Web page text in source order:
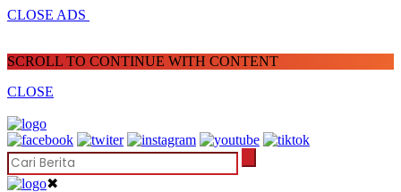
CLOSE ADS
SCROLL TO CONTINUE WITH CONTENT
CLOSE
✖